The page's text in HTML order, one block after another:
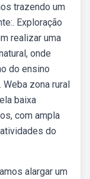
trazendo um
Exploração
realizar uma
onde
do ensino
Weba zona rural
baixa
com ampla
do
alargar um